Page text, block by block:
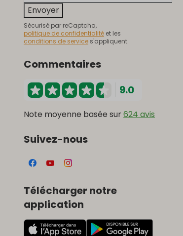
Envoyer
Sécurisé par reCaptcha,
politique de confidentialité et les
conditions de service s'appliquent.
Commentaires
9.0
Note moyenne basée sur624 avis
Suivez-nous
Télécharger notre
application